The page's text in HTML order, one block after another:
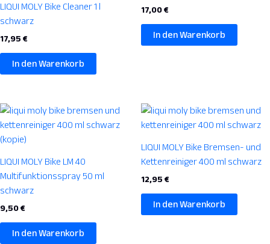
LIQUI MOLY Bike Cleaner 1 l
schwarz
17,95 €
In den Warenkorb
17,00€
In den Warenkorb
LIQUI MOLY Bike LM 40
Multifunktionsspray 50 ml
schwarz
9,50€
In den Warenkorb
LIQUI MOLY Bike Bremsen- und
Kettenreiniger 400 ml schwarz
12,95 €
In den Warenkorb